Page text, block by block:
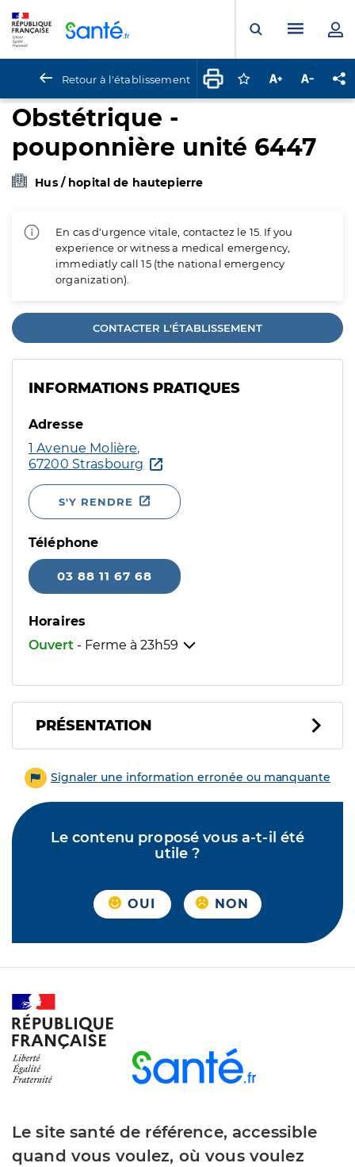
Ouvrir laMenu
Retour à l'établissement Connectez-vous
Augmenter la
Obstétrique -
pouponnière unité 6447
Hus / hopital de hautepierre
En cas d'urgence vitale, contactez le 15. If you
experience or witness a medical emergency,
immediatly call 15 (the national emergency
organization).
CONTACTER L'ÉTABLISSEMENT
INFORMATIONS PRATIQUES
Adresse
1 Avenue Molière,
67200 Strasbourg
S'Y RENDRE
Téléphone
03 88 11 67 68
Horaires
Ouvert - Ferme à 23h59
PRÉSENTATION
Signaler une information erronée ou manquante
Le contenu proposé vous a-t-il été
utile ?
OUI NON
Le site santé de référence, accessible
quand vous voulez, où vous voulez